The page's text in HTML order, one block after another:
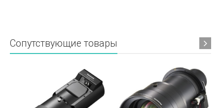
Сопутствующие товары